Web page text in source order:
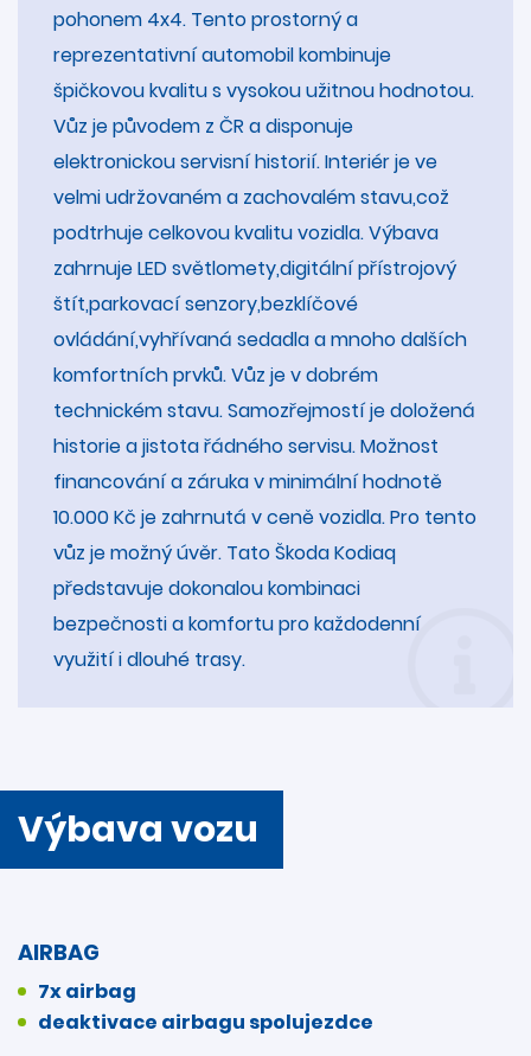
pohonem 4x4. Tento prostorný a
reprezentativní automobil kombinuje
špičkovou kvalitu s vysokou užitnou hodnotou.
Vůz je původem z ČR a disponuje
elektronickou servisní historií. Interiér je ve
velmi udržovaném a zachovalém stavu,což
podtrhuje celkovou kvalitu vozidla. Výbava
zahrnuje LED světlomety,digitální přístrojový
štít,parkovací senzory,bezklíčové
ovládání,vyhřívaná sedadla a mnoho dalších
komfortních prvků. Vůz je v dobrém
technickém stavu. Samozřejmostí je doložená
historie a jistota řádného servisu. Možnost
financování a záruka v minimální hodnotě
10.000 Kč je zahrnutá v ceně vozidla. Pro tento
vůz je možný úvěr. Tato Škoda Kodiaq
představuje dokonalou kombinaci
bezpečnosti a komfortu pro každodenní
využití i dlouhé trasy.
Výbava vozu
AIRBAG
7x airbag
deaktivace airbagu spolujezdce